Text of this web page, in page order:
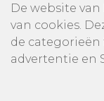
De website
van cookies.
de
advertentie en